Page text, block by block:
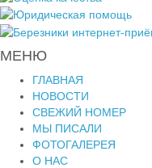
МЕНЮ
ГЛАВНАЯ
НОВОСТИ
СВЕЖИЙ НОМЕР
МЫ ПИСАЛИ
ФОТОГАЛЕРЕЯ
О НАС